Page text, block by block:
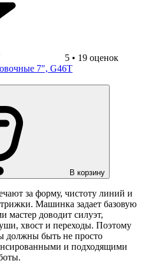
5 • 19 оценок
7", G46T
В корзину
за форму, чистоту линий и
Машинка задает базовую
мастер доводит силуэт,
хвост и переходы. Поэтому
должны быть не просто
и подходящими